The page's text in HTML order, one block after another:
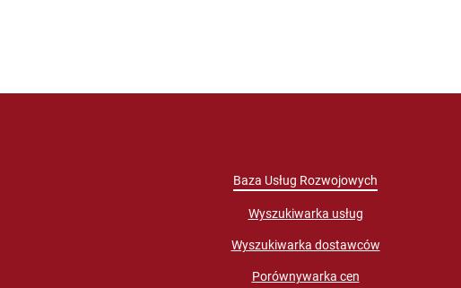
Baza Usług Rozwojowych
Wyszukiwarka usług
Wyszukiwarka dostawców
Porównywarka cen